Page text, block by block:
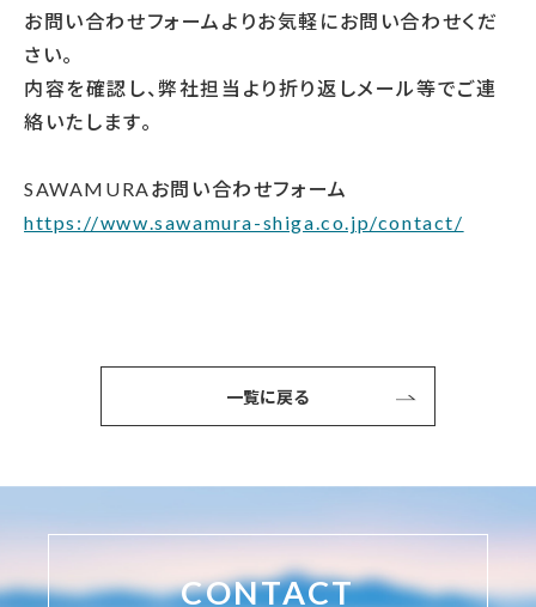
お問い合わせフォームよりお気軽にお問い合わせくだ
さい。
内容を確認し、弊社担当より折り返しメール等でご連
絡いたします。
SAWAMURAお問い合わせフォーム
https://www.sawamura-shiga.co.jp/contact/
一覧に戻る
CONTACT